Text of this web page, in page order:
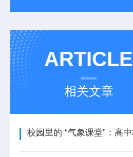
ARTICLE
相关文章